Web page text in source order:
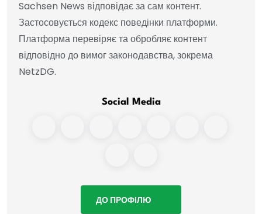
Sachsen News відповідає за сам контент.
Застосовується кодекс поведінки платформи.
Платформа перевіряє та обробляє контент
відповідно до вимог законодавства, зокрема
NetzDG.
Social Media
ДО ПРОФІЛЮ